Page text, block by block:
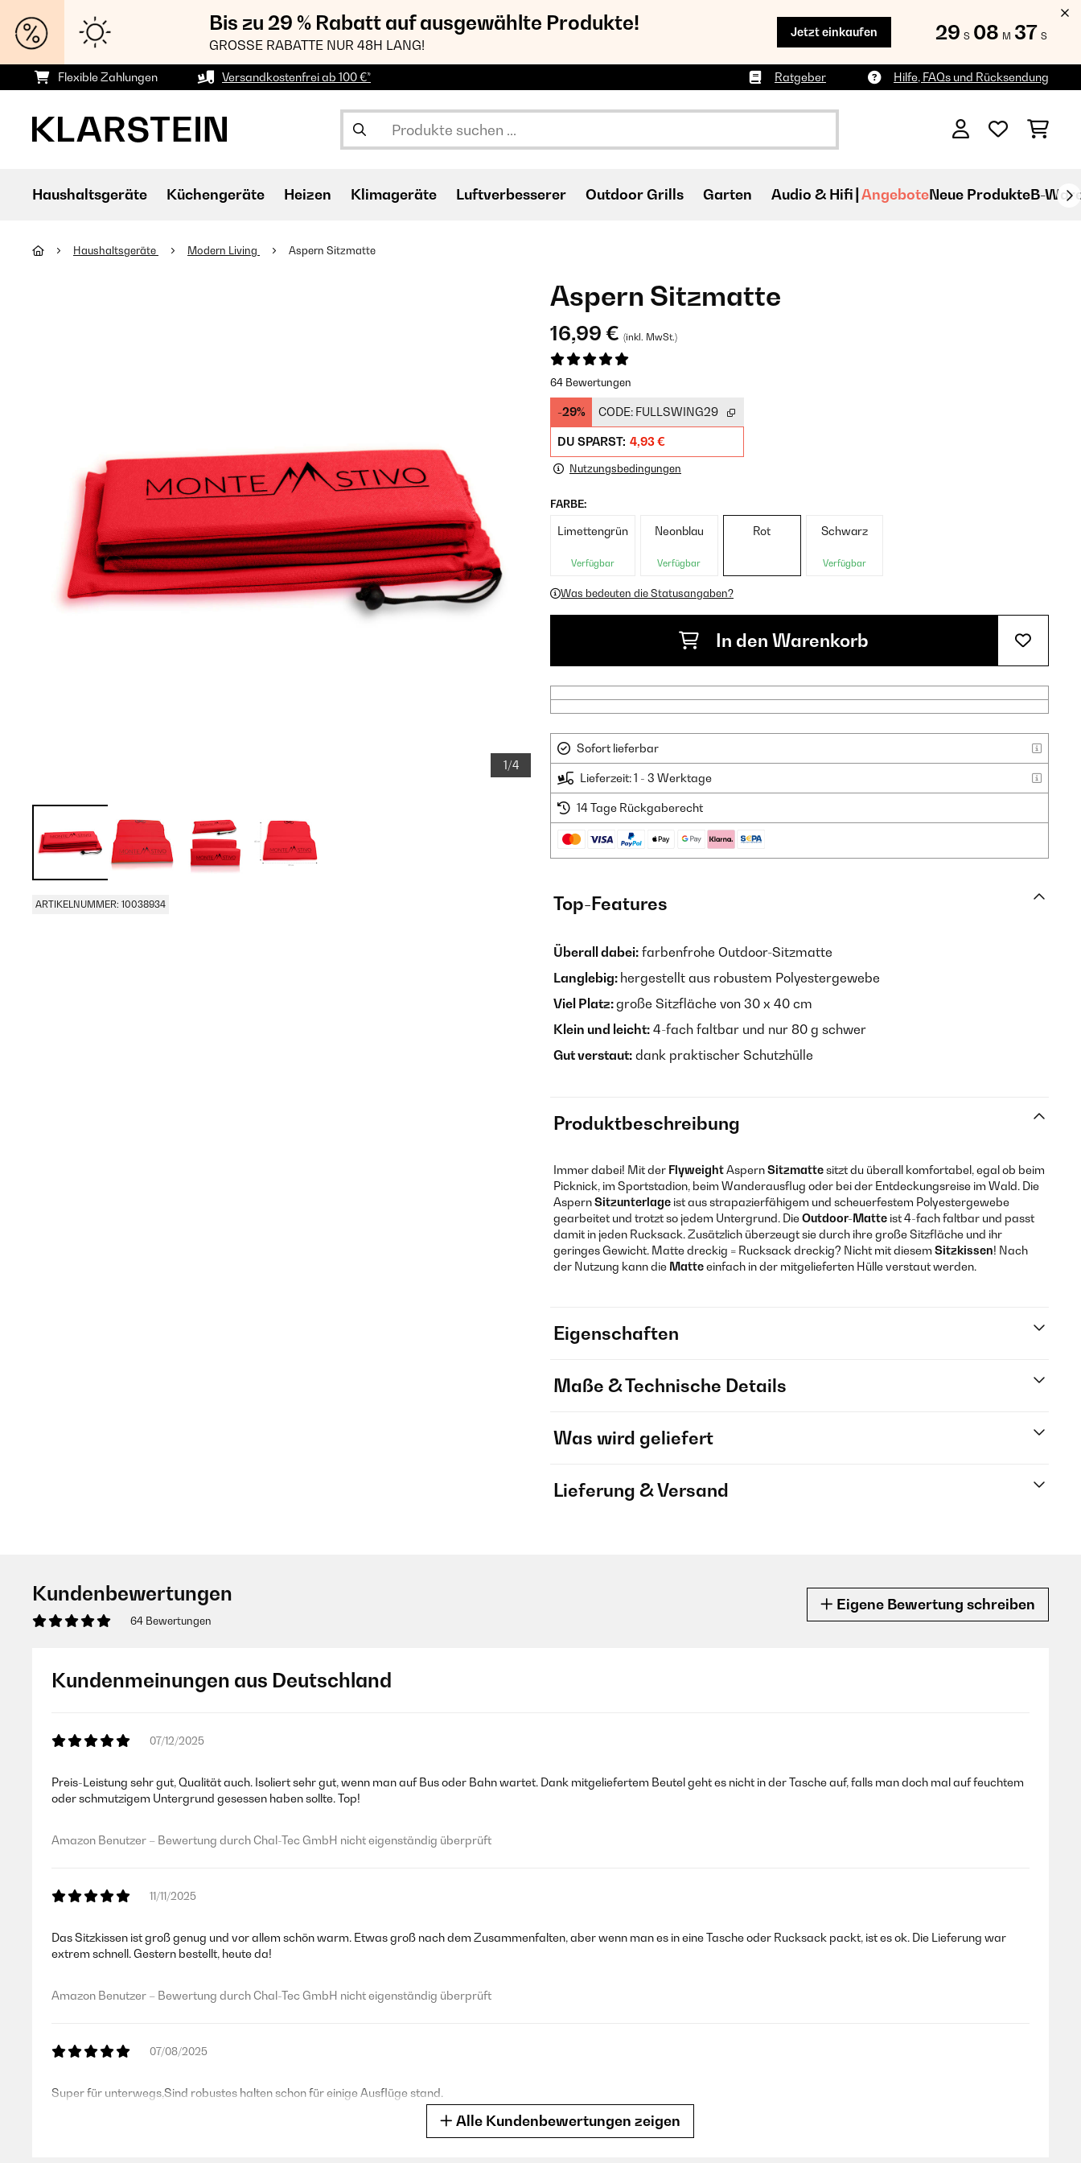
Bis zu 29 % Rabatt auf ausgewählte Produkte!
GROSSE RABATTE NUR 48H LANG!
Jetzt einkaufen 29 S 08 M 35 S
Flexible Zahlungen Versandkostenfrei ab 100 €* Ratgeber Hilfe, FAQs und Rücksendung
Haushaltsgeräte Küchengeräte Heizen Klimageräte Luftverbesserer Outdoor Grills Garten Audio & Hifi AngeboteNeue ProdukteB-
Haushaltsgeräte Modern Living Aspern Sitzmatte
1/4
ARTIKELNUMMER: 10038934
Aspern Sitzmatte
16,99 € (inkl. MwSt.)
64 Bewertungen
-29% CODE: FULLSWING29
DU SPARST: 4,93 €
Nutzungsbedingungen
FARBE:
Limettengrün
Verfügbar
Neonblau
Verfügbar
Rot Schwarz
Verfügbar
Was bedeuten die Statusangaben?
In den Warenkorb
Sofort lieferbar
Lieferzeit: 1 - 3 Werktage
14 Tage Rückgaberecht
Top-Features
Überall dabei: farbenfrohe Outdoor-Sitzmatte
Langlebig: hergestellt aus robustem Polyestergewebe
Viel Platz:große Sitzfläche von 30 x 40 cm
Klein und leicht: 4-fach faltbar und nur 80 g schwer
Gut verstaut: dank praktischer Schutzhülle
Produktbeschreibung
Immer dabei! Mit der FlyweightAspernSitzmattesitzt du überall komfortabel, egal ob beim
Picknick, im Sportstadion, beim Wanderausflug oder bei der Entdeckungsreise im Wald. Die
AspernSitzunterlage ist aus strapazierfähigem und scheuerfestem Polyestergewebe
gearbeitet und trotzt so jedem Untergrund. DieOutdoor-Matte ist 4-fach faltbar und passt
damit in jeden Rucksack. Zusätzlich überzeugt sie durch ihre große Sitzfläche und ihr
geringes Gewicht. Matte dreckig = Rucksack dreckig? Nicht mit diesem Sitzkissen! Nach
der Nutzung kann die Matteeinfach in der mitgelieferten Hülle verstaut werden.
Eigenschaften
Maße & Technische Details
Was wird geliefert
Lieferung & Versand
Kundenbewertungen
64 Bewertungen
Eigene Bewertung schreiben
Kundenmeinungen aus Deutschland
07/12/2025
Preis-Leistung sehr gut, Qualität auch. Isoliert sehr gut, wenn man auf Bus oder Bahn wartet. Dank mitgeliefertem Beutel geht es nicht in der Tasche auf, falls man doch mal auf feuchtem
oder schmutzigem Untergrund gesessen haben sollte. Top!
Amazon Benutzer – Bewertung durch Chal-Tec GmbH nicht eigenständig überprüft
11/11/2025
Das Sitzkissen ist groß genug und vor allem schön warm. Etwas groß nach dem Zusammenfalten, aber wenn man es in eine Tasche oder Rucksack packt, ist es ok. Die Lieferung war
extrem schnell. Gestern bestellt, heute da!
Amazon Benutzer – Bewertung durch Chal-Tec GmbH nicht eigenständig überprüft
07/08/2025
Super für unterwegs,Sind robustes halten schon für einige Ausflüge stand.
Amazon Benutzer – Bewertung durch Chal-Tec GmbH nicht eigenständig überprüft
Alle Kundenbewertungen zeigen